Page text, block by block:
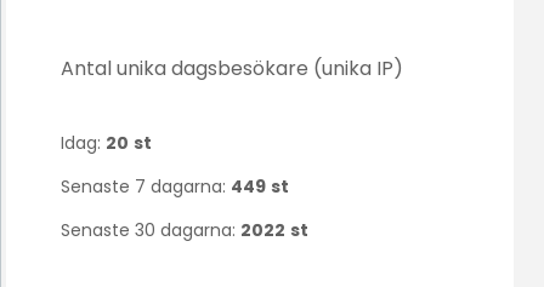
Antal unika dagsbesökare (unika IP)
Idag: 20 st
Senaste 7 dagarna: 449 st
Senaste 30 dagarna: 2022 st